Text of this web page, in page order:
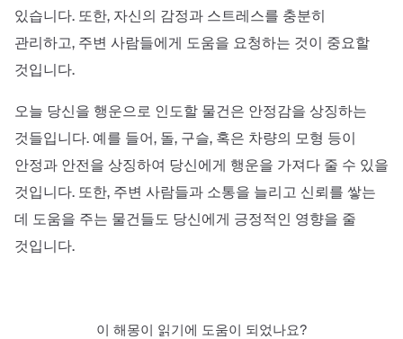
있습니다. 또한, 자신의 감정과 스트레스를 충분히
관리하고, 주변 사람들에게 도움을 요청하는 것이 중요할
것입니다.
오늘 당신을 행운으로 인도할 물건은 안정감을 상징하는
것들입니다. 예를 들어, 돌, 구슬, 혹은 차량의 모형 등이
안정과 안전을 상징하여 당신에게 행운을 가져다 줄 수 있을
것입니다. 또한, 주변 사람들과 소통을 늘리고 신뢰를 쌓는
데 도움을 주는 물건들도 당신에게 긍정적인 영향을 줄
것입니다.
이 해몽이 읽기에 도움이 되었나요?